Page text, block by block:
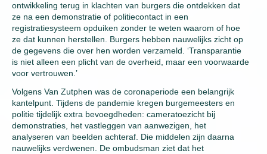
ontwikkeling terug in klachten van burgers die ontdekken dat
ze na een demonstratie of politiecontact in een
registratiesysteem opduiken zonder te weten waarom of hoe
ze dat kunnen herstellen. Burgers hebben nauwelijks zicht op
de gegevens die over hen worden verzameld. ‘Transparantie
is niet alleen een plicht van de overheid, maar een voorwaarde
voor vertrouwen.’
Volgens Van Zutphen was de coronaperiode een belangrijk
kantelpunt. Tijdens de pandemie kregen burgemeesters en
politie tijdelijk extra bevoegdheden: cameratoezicht bij
demonstraties, het vastleggen van aanwezigen, het
analyseren van beelden achteraf. Die middelen zijn daarna
nauwelijks verdwenen. De ombudsman ziet dat het